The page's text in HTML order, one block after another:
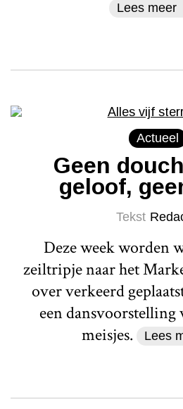
Lees meer
Actueel
Geen
geloof,
Tekst
Deze week worden
zeiltripje naar het
over verkeerd
een dansvoorstelling
meisjes.
Lees